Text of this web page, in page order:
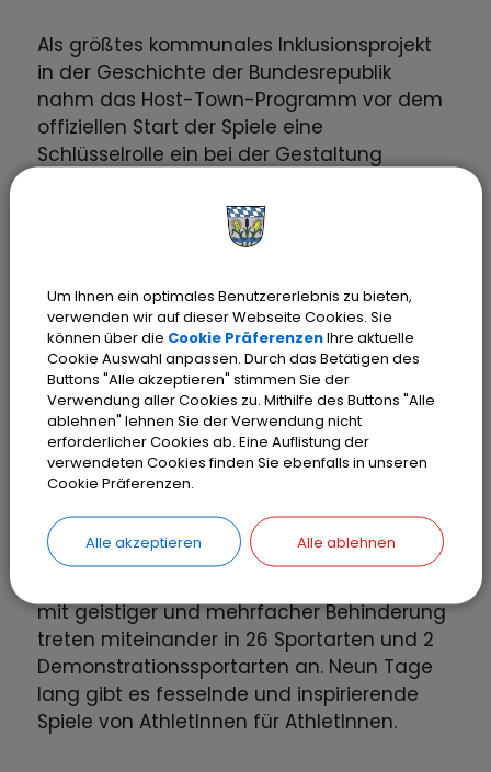
Als größtes kommunales Inklusionsprojekt
in der Geschichte der Bundesrepublik
nahm das Host-Town-Programm vor dem
offiziellen Start der Spiele eine
Schlüsselrolle ein bei der Gestaltung
gesellschaftlichen Teilhabe von Menschen
mit geistiger Behinderung. Die Vielzahl
vielfältige Gesellschaft weit über die
Weltspiele 2023 hinaus prägen. Sie sollen
ein neues Miteinander stiften und den
Raum für Begegnungen öffnen.
Was genau sind die Special Olympic World
Games?
Die Special Olympics World Games sind die
weltweit größte inklusive
mit geistiger und mehrfacher Behinderung
treten miteinander in 26 Sportarten und 2
Demonstrationssportarten an. Neun Tage
lang gibt es fesselnde und inspirierende
Spiele von AthletInnen für AthletInnen.
Um Ihnen ein optimales Benutzererlebnis zu bieten,
verwenden wir auf dieser Webseite Cookies. Sie
können über die Cookie PräferenzenIhre aktuelle
Cookie Auswahl anpassen. Durch das Betätigen des
Buttons "Alle akzeptieren" stimmen Sie der
Verwendung aller Cookies zu. Mithilfe des Buttons "Alle
ablehnen" lehnen Sie der Verwendung nicht
erforderlicher Cookies ab. Eine Auflistung der
verwendeten Cookies finden Sie ebenfalls in unseren
Cookie Präferenzen.
Alle akzeptieren Alle ablehnen